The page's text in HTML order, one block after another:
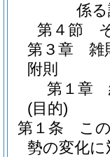
係
第４節
第３章
雑
附則
第１章
(目的)
第１条
こ
勢の変化